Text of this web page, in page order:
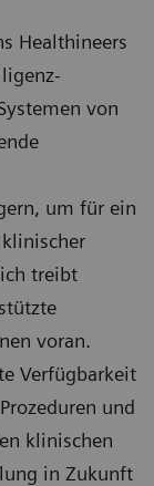
Healthineers
von
um für ein
treibt
voran.
Verfügbarkeit
und
klinischen
in Zukunft